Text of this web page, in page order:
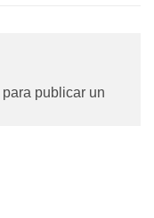
para publicar un